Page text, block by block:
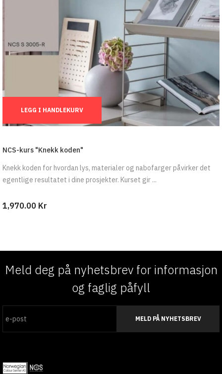
LEGG I HANDLEKURV
NCS-kurs "Knekk koden"
Knekk koden for hvordan lys, materialer og nabofarger påvirker det
egentlige resultatet i dine prosjekter. Kurset gir ...
1,970.00 Kr
Meld deg på nyhetsbrev for informasjon
og faglig påfyll
MELD PÅ NYHETSBREV